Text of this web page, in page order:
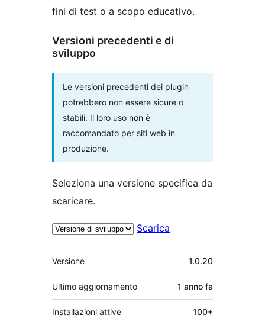
fini di test o a scopo educativo.
Versioni precedenti e di
sviluppo
Le versioni precedenti dei plugin
potrebbero non essere sicure o
stabili. Il loro uso non è
raccomandato per siti web in
produzione.
Seleziona una versione specifica da
scaricare.
Scarica
Meta
Versione 1.0.20
Ultimo aggiornamento 1 anno fa
Installazioni attive 100+